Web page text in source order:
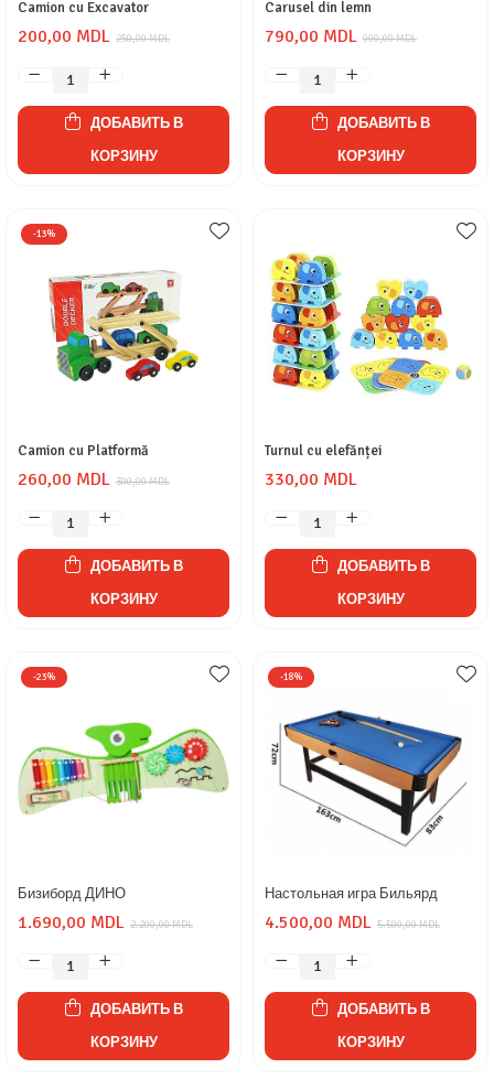
Camion cu Excavator
250,00 MDL
200,00 MDL
ДОБАВИТЬ В
КОРЗИНУ
Carusel din lemn
990,00 MDL
790,00 MDL
ДОБАВИТЬ В
КОРЗИНУ
-13%
Camion cu Platformă
300,00 MDL
260,00 MDL
ДОБАВИТЬ В
КОРЗИНУ
Turnul cu elefănței
330,00 MDL
ДОБАВИТЬ В
КОРЗИНУ
-23%
Бизиборд ДИНО
2.200,00 MDL
1.690,00 MDL
ДОБАВИТЬ В
КОРЗИНУ
-18%
Настольная игра Бильярд
5.500,00 MDL
4.500,00 MDL
ДОБАВИТЬ В
КОРЗИНУ